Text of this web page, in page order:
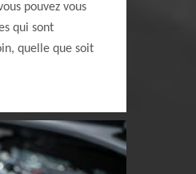
pouvez vous
qui sont
quelle que soit